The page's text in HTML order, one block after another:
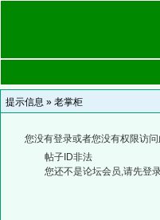
提示信息 » 老掌柜
您没有登录或者您没有权限访
帖子ID非法
您还不是论坛会员,请先登